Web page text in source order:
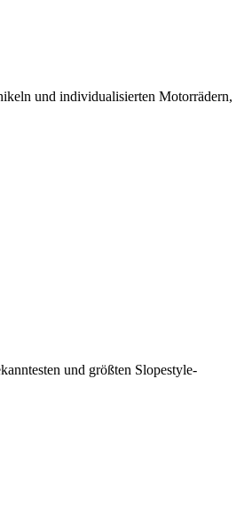
und individualisierten Motorrädern,
und größten Slopestyle-